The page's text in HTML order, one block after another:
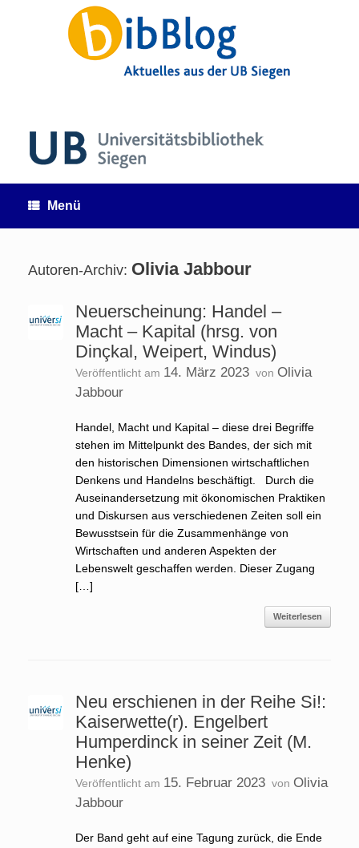
Menü
Autoren-Archiv: Olivia Jabbour
Neuerscheinung: Handel –
Macht – Kapital (hrsg. von
Dinçkal, Weipert, Windus)
Veröffentlicht am 14. März 2023 von Olivia
Jabbour
Handel, Macht und Kapital – diese drei Begriffe
stehen im Mittelpunkt des Bandes, der sich mit
den historischen Dimensionen wirtschaftlichen
Denkens und Handelns beschäftigt. Durch die
Auseinandersetzung mit ökonomischen Praktiken
und Diskursen aus verschiedenen Zeiten soll ein
Bewusstsein für die Zusammenhänge von
Wirtschaften und anderen Aspekten der
Lebenswelt geschaffen werden. Dieser Zugang
[…]
Weiterlesen
Neu erschienen in der Reihe Si!:
Kaiserwette(r). Engelbert
Humperdinck in seiner Zeit (M.
Henke)
Veröffentlicht am 15. Februar 2023 von Olivia
Jabbour
Der Band geht auf eine Tagung zurück, die Ende